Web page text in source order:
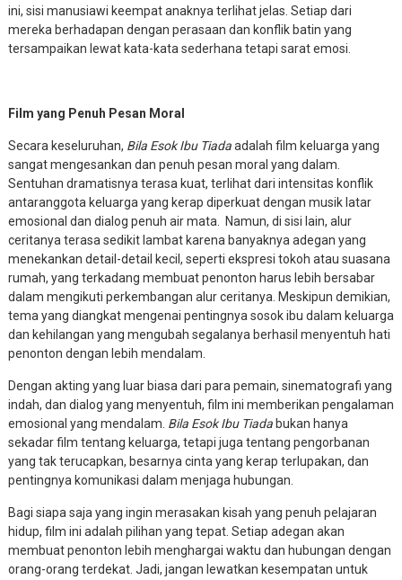
ini, sisi manusiawi keempat anaknya terlihat jelas. Setiap dari
mereka berhadapan dengan perasaan dan konflik batin yang
tersampaikan lewat kata-kata sederhana tetapi sarat emosi.
Film yang Penuh Pesan Moral
Secara keseluruhan, Bila Esok Ibu Tiadaadalah film keluarga yang
sangat mengesankan dan penuh pesan moral yang dalam.
Sentuhan dramatisnya terasa kuat, terlihat dari intensitas konflik
antaranggota keluarga yang kerap diperkuat dengan musik latar
emosional dan dialog penuh air mata. Namun, di sisi lain, alur
ceritanya terasa sedikit lambat karena banyaknya adegan yang
menekankan detail-detail kecil, seperti ekspresi tokoh atau suasana
rumah, yang terkadang membuat penonton harus lebih bersabar
dalam mengikuti perkembangan alur ceritanya. Meskipun demikian,
tema yang diangkat mengenai pentingnya sosok ibu dalam keluarga
dan kehilangan yang mengubah segalanya berhasil menyentuh hati
penonton dengan lebih mendalam.
Dengan akting yang luar biasa dari para pemain, sinematografi yang
indah, dan dialog yang menyentuh, film ini memberikan pengalaman
emosional yang mendalam. Bila Esok Ibu Tiadabukan hanya
sekadar film tentang keluarga, tetapi juga tentang pengorbanan
yang tak terucapkan, besarnya cinta yang kerap terlupakan, dan
pentingnya komunikasi dalam menjaga hubungan.
Bagi siapa saja yang ingin merasakan kisah yang penuh pelajaran
hidup, film ini adalah pilihan yang tepat. Setiap adegan akan
membuat penonton lebih menghargai waktu dan hubungan dengan
orang-orang terdekat. Jadi, jangan lewatkan kesempatan untuk